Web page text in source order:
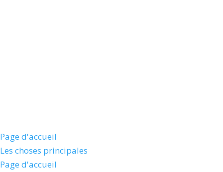
Page d'accueil
Les choses principales
Page d'accueil